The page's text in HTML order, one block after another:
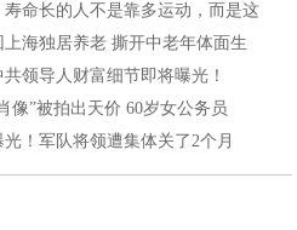
寿命长的人不是靠多运动，而是这
上海独居养老 撕开中老年体面生
领导人财富细节即将曝光！
像”被拍出天价 60岁女公务员
！军队将领遭集体关了2个月